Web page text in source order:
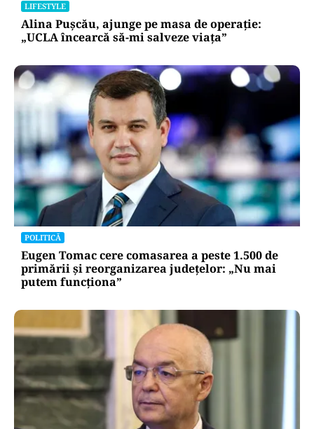
LIFESTYLE
Alina Pușcău, ajunge pe masa de operație:
„UCLA încearcă să-mi salveze viața”
POLITICĂ
Eugen Tomac cere comasarea a peste 1.500 de
primării și reorganizarea județelor: „Nu mai
putem funcționa”